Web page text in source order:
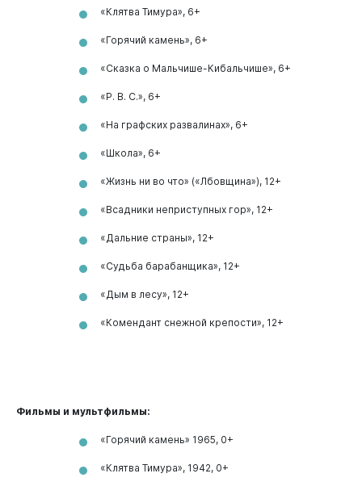
«Клятва Тимура», 6+
«Горячий камень», 6+
«Сказка о Мальчише-Кибальчише», 6+
«Р. В. С.», 6+
«На графских развалинах», 6+
«Школа», 6+
«Жизнь ни во что» («Лбовщина»), 12+
«Всадники неприступных гор», 12+
«Дальние страны», 12+
«Судьба барабанщика», 12+
«Дым в лесу», 12+
«Комендант снежной крепости», 12+
Фильмы и мультфильмы:
«Горячий камень» 1965, 0+
«Клятва Тимура», 1942, 0+